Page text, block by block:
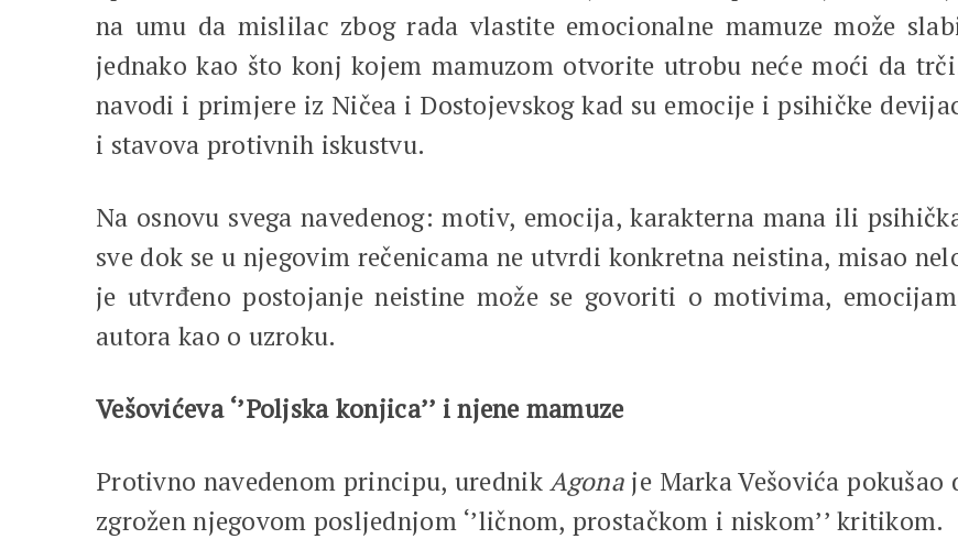
na umu da mislilac zbog rada vlastite emocionalne mamuze može
jednako kao što konj kojem mamuzom otvorite utrobu neće moći da
navodi i primjere iz Ničea i Dostojevskog kad su emocije i psihičke
i stavova protivnih iskustvu.
Na osnovu svega navedenog: motiv, emocija, karakterna mana ili
sve dok se u njegovim rečenicama ne utvrdi konkretna neistina, misao
je utvrđeno postojanje neistine može se govoriti o motivima,
autora kao o uzroku.
Vešovićeva ‘’Poljska konjica’’ i njene mamuze
Protivno navedenom principu, urednikAgona je Marka Vešovića
zgrožen njegovom posljednjom ‘’ličnom, prostačkom i niskom’’ kritikom.